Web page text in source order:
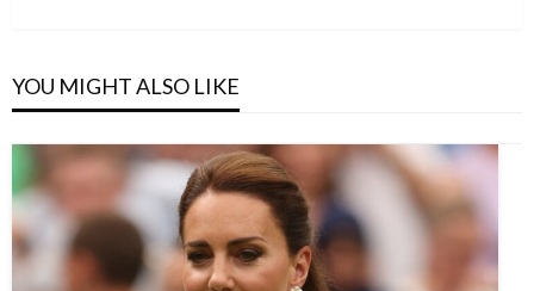
YOU MIGHT ALSO LIKE